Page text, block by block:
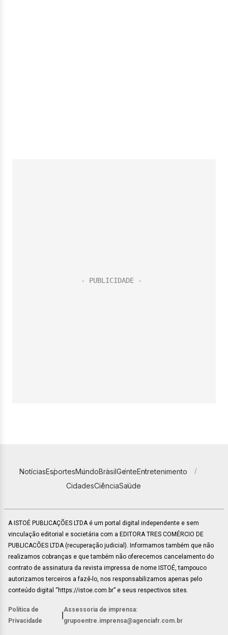
NotíciasEsportesMundoBrasilGenteEntretenimento
CidadesCiênciaSaúde
A ISTOÉ PUBLICAÇÕES LTDA é um portal digital independente e sem
vinculação editorial e societária com a EDITORA TRES COMÉRCIO DE
PUBLICACÕES LTDA (recuperação judicial). Informamos também que não
realizamos cobranças e que também não oferecemos cancelamento do
contrato de assinatura da revista impressa de nome ISTOÉ, tampouco
autorizamos terceiros a fazê-lo, nos responsabilizamos apenas pelo
conteúdo digital “https://istoe.com.br” e seus respectivos sites.
Política de
Privacidade
Assessoria de imprensa:
grupoentre.imprensa@agenciafr.com.br